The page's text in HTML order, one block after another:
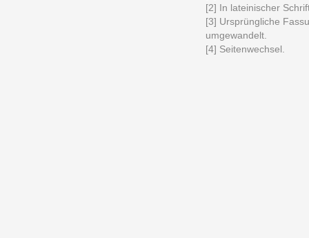
[2] In lateinischer
[3] Ursprüngliche
umgewandelt.
[4] Seitenwechsel.